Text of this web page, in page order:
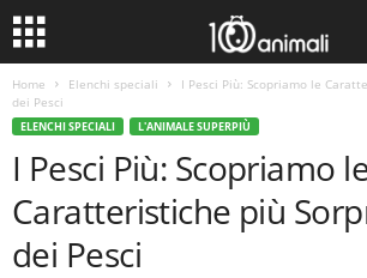
Home Elenchi speciali
I Pesci Più: Scopriamo le
dei Pesci
ELENCHI SPECIALI L'ANIMALE SUPERPIÙ
I Pesci Più: Scopriamo
Caratteristiche più
dei Pesci